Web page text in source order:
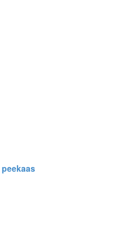
peekaas